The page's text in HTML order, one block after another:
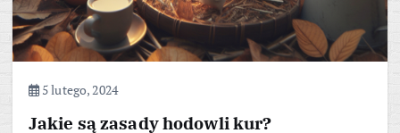
5 lutego, 2024
Jakie są zasady hodowli kur?